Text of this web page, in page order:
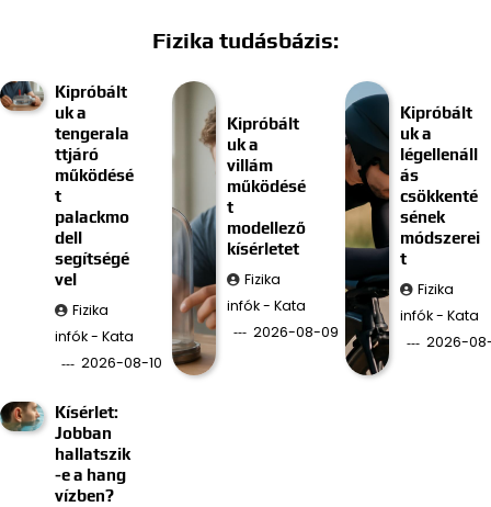
Fizika tudásbázis:
Kipróbált
uk a
tengerala
ttjáró
működésé
t
palackmo
dell
segítségé
vel
Fizika
infók - Kata
2026-08-10
Kipróbált
uk a
villám
működésé
t
modellező
kísérletet
Fizika
infók - Kata
2026-08-09
Kipróbált
uk a
légellenáll
ás
csökkenté
sének
módszerei
t
Fizika
infók - Kata
2026-
Kísérlet:
Jobban
hallatszik
-e a hang
vízben?